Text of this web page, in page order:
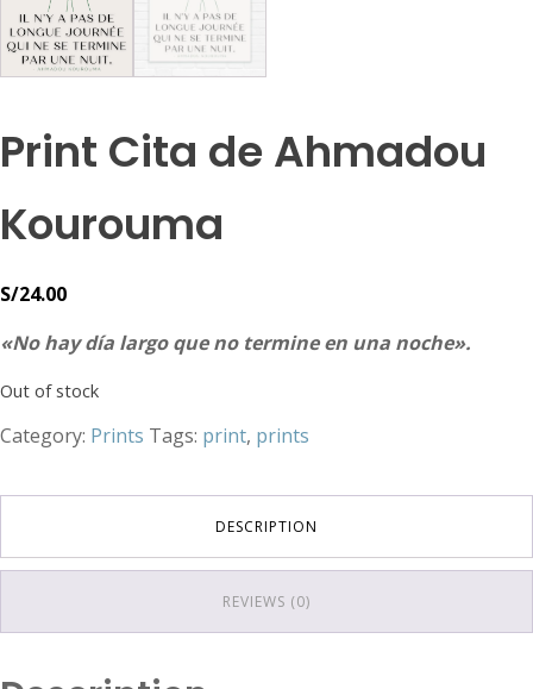
Print Cita de Ahmadou
Kourouma
S/24.00
«No hay día largo que no termine en una noche».
Out of stock
Category: Prints Tags: print, prints
DESCRIPTION
REVIEWS (0)